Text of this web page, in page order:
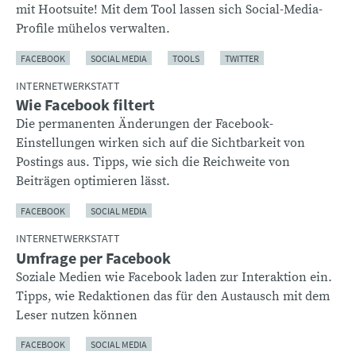
mit Hootsuite! Mit dem Tool lassen sich Social-Media-
Profile mühelos verwalten.
FACEBOOK SOCIAL MEDIA TOOLS TWITTER
INTERNETWERKSTATT
Wie Facebook filtert
Die permanenten Änderungen der Facebook-
Einstellungen wirken sich auf die Sichtbarkeit von
Postings aus. Tipps, wie sich die Reichweite von
Beiträgen optimieren lässt.
FACEBOOK SOCIAL MEDIA
INTERNETWERKSTATT
Umfrage per Facebook
Soziale Medien wie Facebook laden zur Interaktion ein.
Tipps, wie Redaktionen das für den Austausch mit dem
Leser nutzen können
FACEBOOK SOCIAL MEDIA